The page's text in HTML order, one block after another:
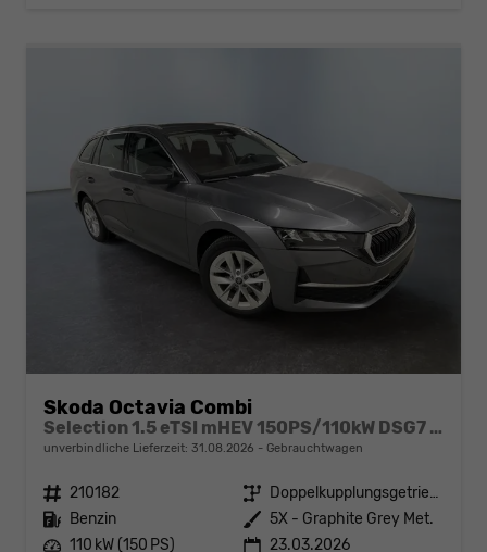
Skoda Octavia Combi
Selection 1.5 eTSI mHEV 150PS/110kW DSG7 2026 +AHK+3-ZONE+RFK+KESSY+EL.HECK+BHZ. LENKRAD
unverbindliche Lieferzeit: 31.08.2026 Gebrauchtwagen
Fahrzeugnr. 210182 Getriebe
Doppelkupplungsgetriebe (DSG)
Kraftstoff Benzin Außenfarbe 5X - Graphite Grey Met.
Leistung 110 kW (150 PS) 23.03.2026